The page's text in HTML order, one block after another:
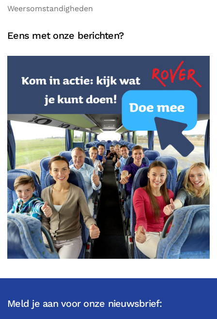
Weersomstandigheden
Eens met onze berichten?
Meld je aan voor onze nieuwsbrief: